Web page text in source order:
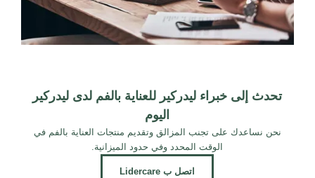
تحدث إلى خبراء ليدركير للعناية بالفم لدى ليدركير
اليوم
نحن نساعدك على تجنب المزالق وتقديم منتجات العناية بالفم في
الوقت المحدد وفي حدود الميزانية.
اتصل ب Lidercare